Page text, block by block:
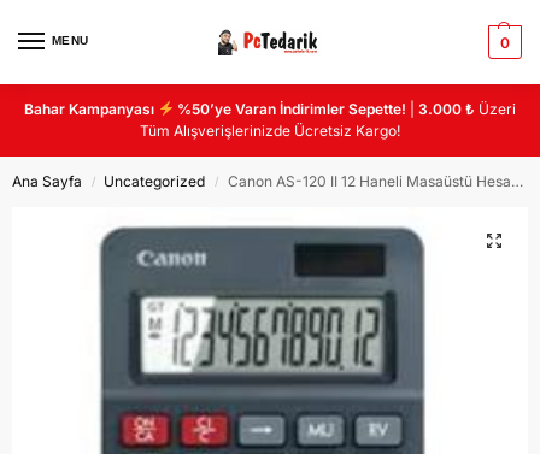
MENU 0
Bahar Kampanyası %50’ye Varan İndirimler Sepette! |3.000 ₺ Üzeri
Tüm Alışverişlerinizde Ücretsiz Kargo!
Ana Sayfa / Uncategorized / Canon AS-120 II 12 Haneli Masaüstü Hesap Makinası